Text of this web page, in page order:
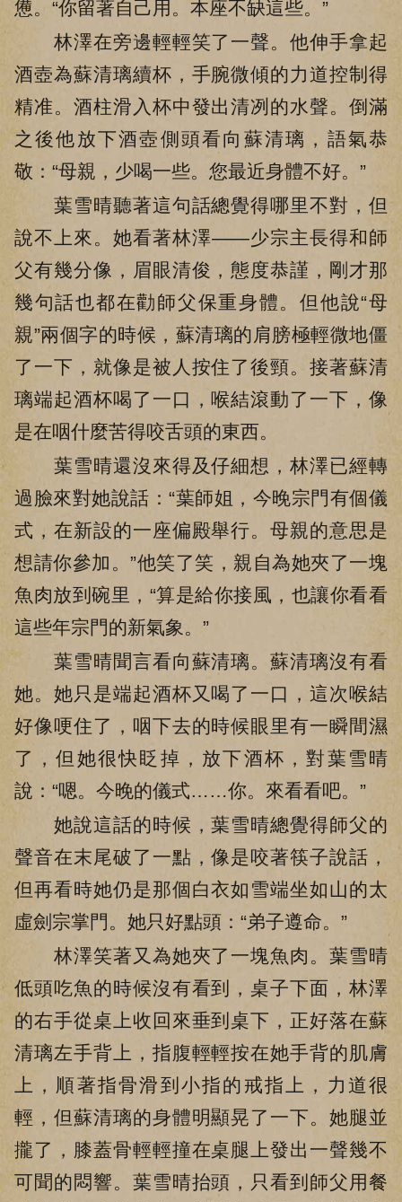
憊。“你留著自己用。本座不缺這些。”
林澤在旁邊輕輕笑了一聲。他伸手拿起
酒壺為蘇清璃續杯，手腕微傾的力道控制得
精准。酒柱滑入杯中發出清冽的水聲。倒滿
之後他放下酒壺側頭看向蘇清璃，語氣恭
敬：“母親，少喝一些。您最近身體不好。”
葉雪晴聽著這句話總覺得哪里不對，但
說不上來。她看著林澤——少宗主長得和師
父有幾分像，眉眼清俊，態度恭謹，剛才那
幾句話也都在勸師父保重身體。但他說“母
親”兩個字的時候，蘇清璃的肩膀極輕微地僵
了一下，就像是被人按住了後頸。接著蘇清
璃端起酒杯喝了一口，喉結滾動了一下，像
是在咽什麼苦得咬舌頭的東西。
葉雪晴還沒來得及仔細想，林澤已經轉
過臉來對她說話：“葉師姐，今晚宗門有個儀
式，在新設的一座偏殿舉行。母親的意思是
想請你參加。”他笑了笑，親自為她夾了一塊
魚肉放到碗里，“算是給你接風，也讓你看看
這些年宗門的新氣象。”
葉雪晴聞言看向蘇清璃。蘇清璃沒有看
她。她只是端起酒杯又喝了一口，這次喉結
好像哽住了，咽下去的時候眼里有一瞬間濕
了，但她很快眨掉，放下酒杯，對葉雪晴
說：“嗯。今晚的儀式……你。來看看吧。”
她說這話的時候，葉雪晴總覺得師父的
聲音在末尾破了一點，像是咬著筷子說話，
但再看時她仍是那個白衣如雪端坐如山的太
虛劍宗掌門。她只好點頭：“弟子遵命。”
林澤笑著又為她夾了一塊魚肉。葉雪晴
低頭吃魚的時候沒有看到，桌子下面，林澤
的右手從桌上收回來垂到桌下，正好落在蘇
清璃左手背上，指腹輕輕按在她手背的肌膚
上，順著指骨滑到小指的戒指上，力道很
輕，但蘇清璃的身體明顯晃了一下。她腿並
攏了，膝蓋骨輕輕撞在桌腿上發出一聲幾不
可聞的悶響。葉雪晴抬頭，只看到師父用餐